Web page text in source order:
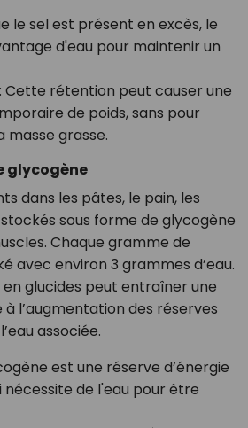
le sel est présent en excès, le
d'eau pour maintenir un
: Cette rétention peut causer une
de poids, sans pour
grasse.
glycogène
dans les pâtes, le pain, les
sous forme de glycogène
Chaque gramme de
avec environ 3 grammes d’eau.
en glucides peut entraîner une
à l’augmentation des réserves
associée.
est une réserve d’énergie
de l'eau pour être